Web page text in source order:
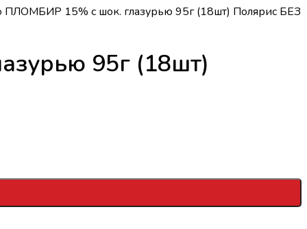
15% с шок. глазурью 95г (18шт) Полярис БЕЗ
95г (18шт)